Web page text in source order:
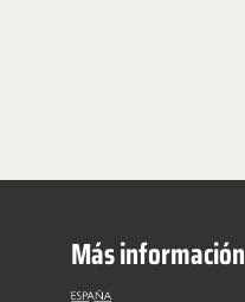
Más información